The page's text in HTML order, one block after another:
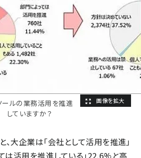
ールの業務活用を推進
していますか？
大企業は「会社として活用を推進」
は活用を推進している」22.6%と高